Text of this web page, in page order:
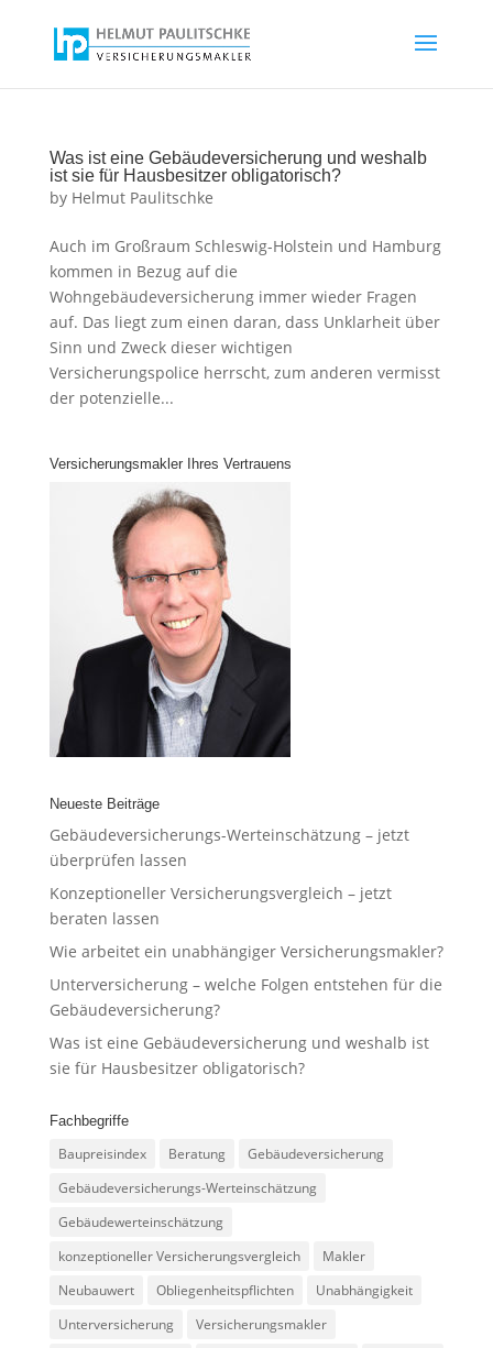
Was ist eine Gebäudeversicherung und weshalb
ist sie für Hausbesitzer obligatorisch?
by Helmut Paulitschke
Auch im Großraum Schleswig-Holstein und Hamburg
kommen in Bezug auf die
Wohngebäudeversicherung immer wieder Fragen
auf. Das liegt zum einen daran, dass Unklarheit über
Sinn und Zweck dieser wichtigen
Versicherungspolice herrscht, zum anderen vermisst
der potenzielle...
Versicherungsmakler Ihres Vertrauens
Neueste Beiträge
Gebäudeversicherungs-Werteinschätzung – jetzt
überprüfen lassen
Konzeptioneller Versicherungsvergleich – jetzt
beraten lassen
Wie arbeitet ein unabhängiger Versicherungsmakler?
Unterversicherung – welche Folgen entstehen für die
Gebäudeversicherung?
Was ist eine Gebäudeversicherung und weshalb ist
sie für Hausbesitzer obligatorisch?
Fachbegriffe
Baupreisindex Beratung
Gebäudeversicherung
Gebäudeversicherungs-Werteinschätzung
Gebäudewerteinschätzung
konzeptioneller Versicherungsvergleich
Makler
Neubauwert
Obliegenheitspflichten
Unabhängigkeit
Unterversicherung
Versicherungsmakler